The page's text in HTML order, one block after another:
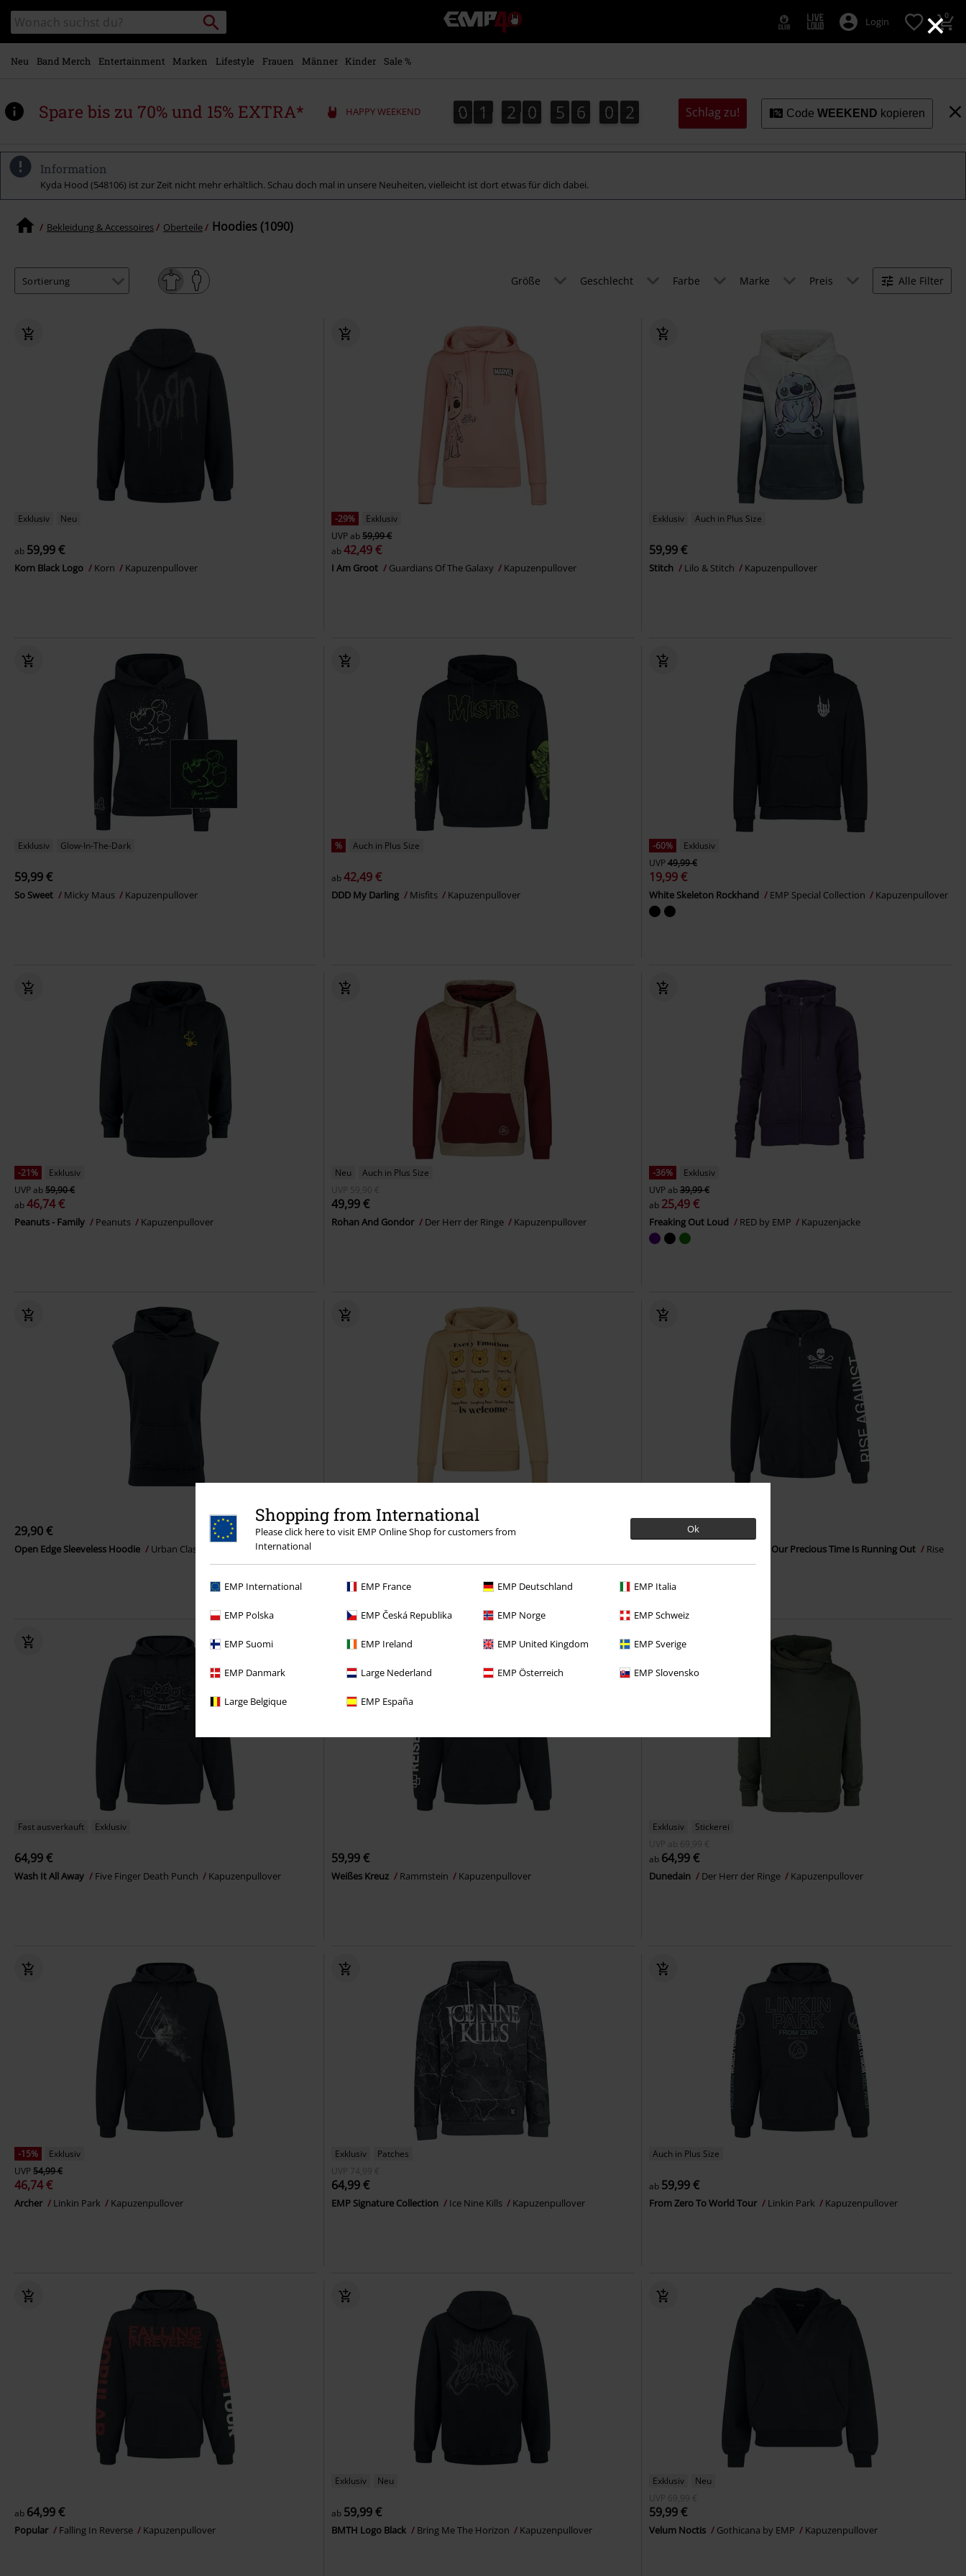
×
Shopping from International
Please click here to visit EMP Online Shop for customers from
International
Ok
EMP International EMP France EMP Deutschland EMP Italia
EMP Polska EMP Česká Republika EMP Norge EMP Schweiz
EMP Suomi EMP Ireland EMP United Kingdom EMP Sverige
EMP Danmark Large Nederland EMP Österreich EMP Slovensko
Large Belgique EMP España
Hauptinhalt
springen
Katalog
durchsuchen
Packstation
suchen
EMP
Merchandise
-
Rock
Login 0
Neu Band Merch Entertainment Marken Lifestyle Frauen Männer Kinder Sale %
Spare bis zu 70% und 15% EXTRA* HAPPY WEEKEND 0
0 1
1 2
2 0
0 5
5 6
6 0
0 0
1
0
2
1 Schlag zu! CodeWEEKEND kopieren
Information
Kyda Hood (548106) ist zur Zeit nicht mehr erhältlich. Schau doch mal in unsere Neuheiten, vielleicht ist dort etwas für dich dabei.
Bekleidung & Accessoires Oberteile Hoodies (1090)
Größe Geschlecht Farbe Marke Preis Alle Filter
Exklusiv Neu
ab 59,99 €
Korn Black Logo Korn Kapuzenpullover
-29%
Exklusiv
UVPab59,99 €
ab42,49 €
I Am Groot Guardians Of The Galaxy Kapuzenpullover
Exklusiv Auch in Plus Size
59,99 €
Stitch Lilo & Stitch Kapuzenpullover
Exklusiv Glow-In-The-Dark
59,99 €
So Sweet Micky Maus Kapuzenpullover
% Auch in Plus Size
ab42,49 €
DDD My Darling Misfits Kapuzenpullover
-60%
Exklusiv
UVP49,99 €
19,99 €
White Skeleton Rockhand EMP Special Collection Kapuzenpullover
-21%
Exklusiv
UVPab59,90 €
ab46,74 €
Peanuts - Family Peanuts Kapuzenpullover
Neu
Auch in Plus Size
UVP
59,90 €
49,99 €
Rohan And Gondor Der Herr der Ringe Kapuzenpullover
-36%
Exklusiv
UVPab39,99 €
ab 25,49 €
Freaking Out Loud RED by EMP Kapuzenjacke
29,90 €
Open Edge Sleeveless Hoodie Urban Classics Kapuzenpullover
UVP54,99 €
19,99 € 64,99 €
Sea Shepherd Cooperation - Our Precious Time Is Running Out
Rise
Against
Kapuzenpullover
Fast ausverkauft Exklusiv
64,99 €
Wash It All Away Five Finger Death Punch Kapuzenpullover
59,99 €
Weißes Kreuz Rammstein Kapuzenpullover
Exklusiv
Stickerei
UVP
ab 69,99 €
ab 64,99 €
Dunedain Der Herr der Ringe Kapuzenpullover
-15%
Exklusiv
UVP54,99 €
46,74 €
Archer Linkin Park Kapuzenpullover
Exklusiv
Patches
UVP
74,99 €
64,99 €
EMP Signature Collection Ice Nine Kills Kapuzenpullover
Auch in Plus Size
ab 59,99 €
From Zero To World Tour Linkin Park Kapuzenpullover
ab 64,99 €
Popular Falling In Reverse Kapuzenpullover
Exklusiv Neu
ab 59,99 €
BMTH Logo Black Bring Me The Horizon Kapuzenpullover
Exklusiv
Neu
UVP
69,99 €
59,99 €
Velum Noctis Gothicana by EMP Kapuzenpullover